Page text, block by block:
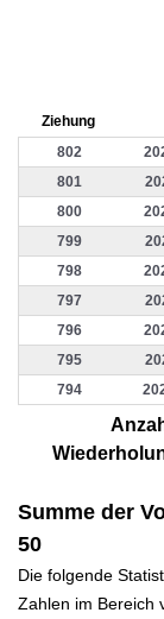
Ziehung
802
801
800
799
798
797
796
795
794
Summe der
50
Die folgende
Zahlen im Bereich